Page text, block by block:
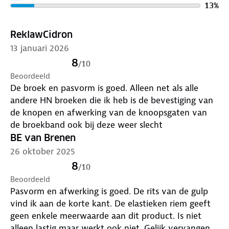
aan.
13%
ReklawCidron
13 januari 2026
8/10
Beoordeeld
De broek en pasvorm is goed. Alleen net als alle
andere HN broeken die ik heb is de bevestiging van
de knopen en afwerking van de knoopsgaten van
de broekband ook bij deze weer slecht
BE van Brenen
26 oktober 2025
8/10
Beoordeeld
Pasvorm en afwerking is goed. De rits van de gulp
vind ik aan de korte kant. De elastieken riem geeft
geen enkele meerwaarde aan dit product. Is niet